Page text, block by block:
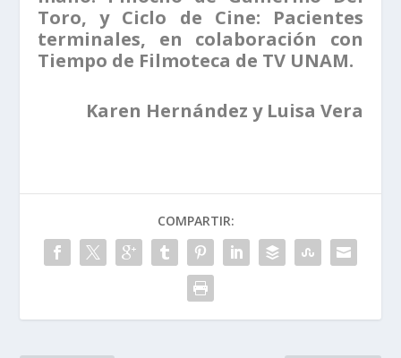
Toro, y Ciclo de Cine: Pacientes
terminales, en colaboración con
Tiempo de Filmoteca de TV UNAM.
Karen Hernández y Luisa Vera
COMPARTIR: